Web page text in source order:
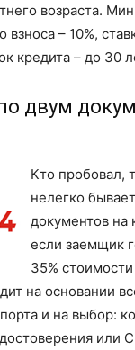
возраста.
взноса – 10%,
кредита – до 30
двум
Кто пробовал,
нелегко
документов на
если заемщик
35%
на основании
и на выбор:
или